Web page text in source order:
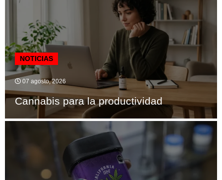
NOTICIAS
07 agosto, 2026
Cannabis para la productividad